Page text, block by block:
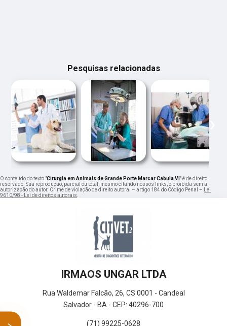
Pesquisas relacionadas
‹ ›
O conteúdo do texto "Cirurgia em Animais de Grande Porte Marcar Cabula VI " é de direito
reservado. Sua reprodução, parcial ou total, mesmo citando nossos links, é proibida sem a
autorização do autor. Crime de violação de direito autoral – artigo 184 do Código Penal – Lei
9610/98 - Lei de direitos autorais.
IRMAOS UNGAR LTDA
Rua Waldemar Falcão, 26, CS 0001 - Candeal
Salvador - BA - CEP: 40296-700
(71) 99225-0628